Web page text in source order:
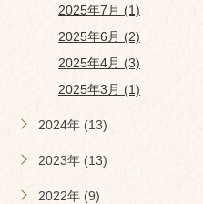
2025年7月 (1)
2025年6月 (2)
2025年4月 (3)
2025年3月 (1)
2024年 (13)
2023年 (13)
2022年 (9)